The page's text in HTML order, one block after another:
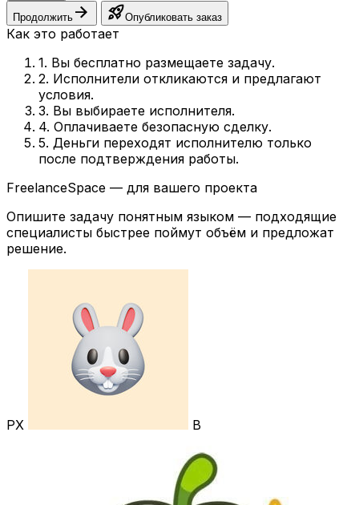
Продолжить arrow_forward rocket_launchОпубликовать заказ
Как это работает
1. Вы бесплатно размещаете задачу.
2. Исполнители откликаются и предлагают
условия.
3. Вы выбираете исполнителя.
4. Оплачиваете безопасную сделку.
5. Деньги переходят исполнителю только
после подтверждения работы.
FreelanceSpace — для вашего проекта
Опишите задачу понятным языком — подходящие
специалисты быстрее поймут объём и предложат
решение.
РХ В